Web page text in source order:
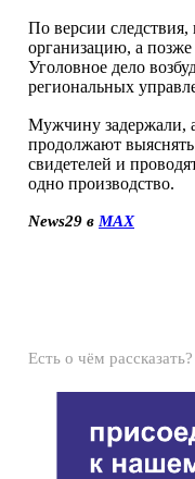
По версии следствия,
организацию, а позже
Уголовное дело
региональных
Мужчину задержали,
продолжают
свидетелей и
одно производство.
News29 в MAX
Есть о чём